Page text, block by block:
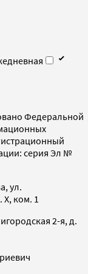
Федеральной
серия Эл №
ул.
ком. 1
2-я, д.